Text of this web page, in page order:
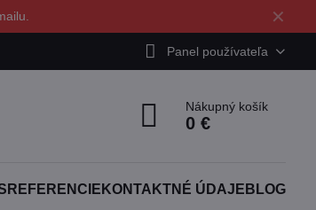
✕
Panel používateľa
Nákupný košík
0 €
REFERENCIE KONTAKTNÉ ÚDAJE BLOG